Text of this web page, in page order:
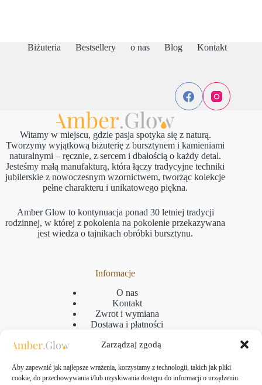
Zarządzaj zgodą
Aby zapewnić jak najlepsze wrażenia, korzystamy z technologii, takich jak pliki
cookie, do przechowywania i/lub uzyskiwania dostępu do informacji o urządzeniu.
Biżuteria Bestsellery o nas Blog Kontakt
Witamy w miejscu, gdzie pasja spotyka się z naturą.
Tworzymy wyjątkową biżuterię z bursztynem i kamieniami
naturalnymi – ręcznie, z sercem i dbałością o każdy detal.
Jesteśmy małą manufakturą, która łączy tradycyjne techniki
jubilerskie z nowoczesnym wzornictwem, tworząc kolekcje
pełne charakteru i unikatowego piękna.
Amber Glow to kontynuacja ponad 30 letniej tradycji
rodzinnej, w której z pokolenia na pokolenie przekazywana
jest wiedza o tajnikach obróbki bursztynu.
Informacje
O nas
Kontakt
Zwrot i wymiana
Dostawa i płatności
Regulamin
GPSR
Polityka plikow cookies